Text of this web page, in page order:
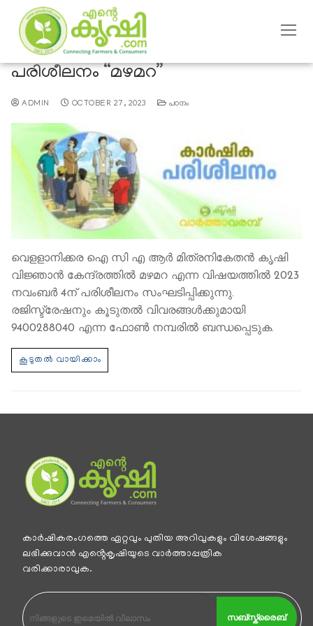
പരിശീലനം “മഴമറ”
ADMIN OCTOBER 27, 2023 പഠനം
വെളളാനിക്കര ഐ സി എ ആര്‍ മിത്രനികേതന്‍ കൃഷി
വിജ്ഞാന്‍ കേന്ദ്രത്തില്‍ മഴമറ എന്ന വിഷയത്തില്‍ 2023
നവംബര്‍ 4ന് പരിശീലനം സംഘടിപ്പിക്കുന്നു.
രജിസ്ട്രേഷനും കൂടുതല്‍ വിവരങ്ങള്‍ക്കുമായി
9400288040 എന്ന ഫോണ്‍ നമ്പരില്‍ ബന്ധപ്പെടുക.
കാര്‍ഷികരംഗത്തെ ഏറ്റവും പുതിയ അറിവുകളും വിശേഷങ്ങളും
ലഭിക്കുവാന്‍ എൻ്റെകൃഷിയുടെ വാര്‍ത്താപ്പത്രിക
വരിക്കാരാവുക.
സബ്സ്ക്രൈബ്